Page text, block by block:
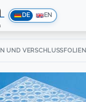
DE EN
UND VERSCHLUSSFOLIEN